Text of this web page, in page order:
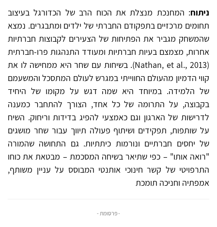
ניתוח: המחנכת מנצלת את הכוח הרב של הכדורגל בעיצוב
תחומים מרכזיים בתפקודם החברתי של ילדים ומתבגרים. נמצא
שהמשחק מגביר את הפתיחות של הצעירים לקבוצות חברתיות
אחרות, מצמצם בעיות חברתיות ומעודד התנהגות פרו-חברתית
(Nathan, et al., 2013). בשיחות עם שחר היא ממחישה לו את
קווי הדמיון מהעולם החווייתי במגרש לעולם המתסכל והמשעמם
של הלמידה. במיוחד היא שמה דגש על מקומו של היחיד
בקבוצה, על התרומה של כל אחד, הצורך להתחבר כמענה
לדרישות של הארגון וגם כאמצעי להפיג בדידות וריחוק. השיח
על שותפות, תפקידים ושיתוף פעולה תיווך עבור שחר מושגים
של יחסים חברתיים ונורמות כיתתיות. גם התחושה שהמורה
"רואה אותו" – כפי שתיאר בשיחה המסכמת – מבטאת את כוחו
התרפויטי של קשר חינוכי אותנטי המבוסס על עניין משותף,
אמפתיה וחניכה תומכת
- פרסומת -